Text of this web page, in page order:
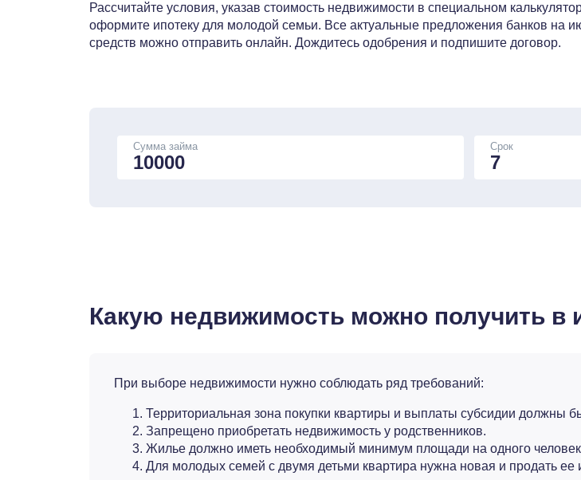
Рассчитайте условия, указав стоимость недвижимости в специальном
оформите ипотеку для молодой семьи. Все актуальные предложения банков на
средств можно отправить онлайн. Дождитесь одобрения и подпишите договор.
Сумма займа
Срок
Какую недвижимость можно получить в
При выборе недвижимости нужно соблюдать ряд требований:
Территориальная зона покупки квартиры и выплаты субсидии должны
Запрещено приобретать недвижимость у родственников.
Жилье должно иметь необходимый минимум площади на одного
Для молодых семей с двумя детьми квартира нужна новая и продать ее